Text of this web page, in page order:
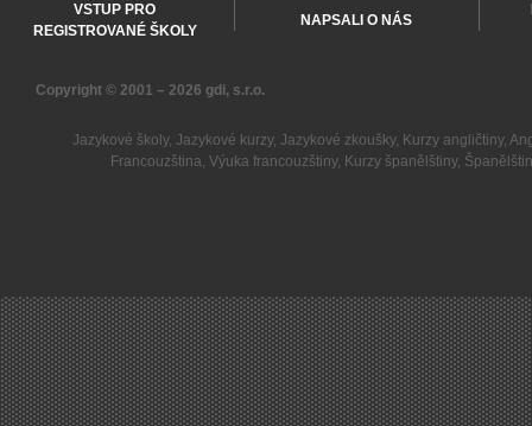
VSTUP PRO
REGISTROVANÉ ŠKOLY
NAPSALI O NÁS
Copyright © 2001 – 2026 gdi, s.r.o.
Jazykové školy, Jazykové kurzy, Jazykové zkoušky, Kurzy angličtiny,
Francouzština,Výuka francouzštiny, Kurzy španělštiny,